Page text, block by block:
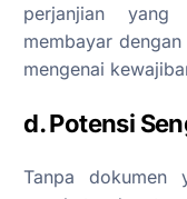
perjanjian
membayar
mengenai
d. Potensi
Tanpa dokumen